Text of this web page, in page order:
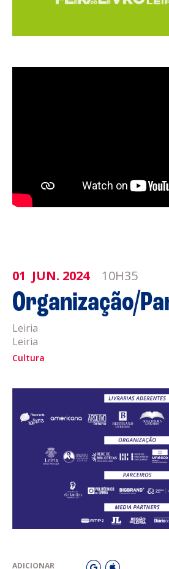
01 JUN. 2024 10H35
Organização/
Leiria
Leiria
Cultura
ADICIONAR